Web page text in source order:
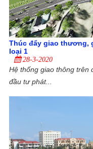
Thúc đẩy giao thương,
loại 1
28-3-2020
Hệ thống giao thông trên
đầu tư phát...